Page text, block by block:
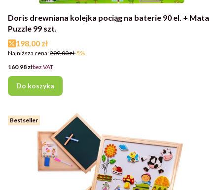
Doris drewniana kolejka pociąg na baterie 90 el. + Mata
Puzzle 99 szt.
Cena promocyjna
198,00 zł
Najniższa cena:209,00 zł-5%
Cena
160,98 złbez VAT
Do koszyka
Bestseller